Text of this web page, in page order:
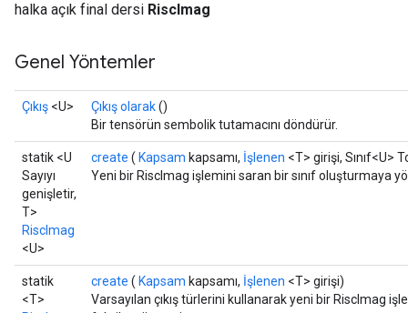
halka açık final dersi RiscImag
Genel Yöntemler
Çıkış <U> Çıkış olarak()
Bir tensörün sembolik tutamacını döndürür.
statik <U
Sayıyı
genişletir,
T>
RiscImag
<U>
create ( Kapsam kapsamı, İşlenen <T> girişi, Sınıf<U>
Yeni bir RiscImag işlemini saran bir sınıf oluşturmaya
statik
<T>
create ( Kapsam kapsamı, İşlenen <T> girişi)
Varsayılan çıkış türlerini kullanarak yeni bir RiscImag